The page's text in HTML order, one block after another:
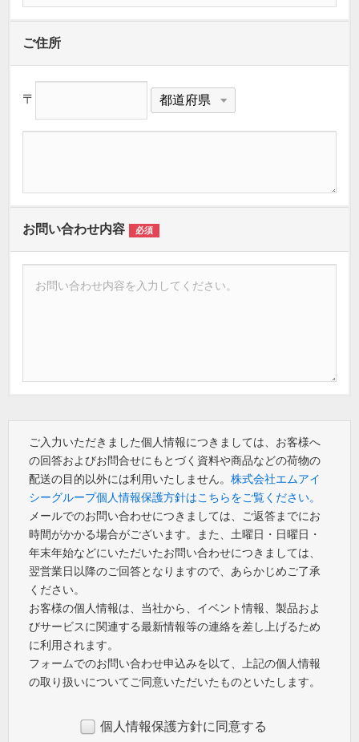
ご住所
〒
お問い合わせ内容 必須
ご入力いただきました個人情報につきましては、お客様へ
の回答およびお問合せにもとづく資料や商品などの荷物の
配送の目的以外には利用いたしません。 株式会社エムアイ
シーグループ個人情報保護方針はこちらをご覧ください。
メールでのお問い合わせにつきましては、ご返答までにお
時間がかかる場合がございます。また、土曜日・日曜日・
年末年始などにいただいたお問い合わせにつきましては、
翌営業日以降のご回答となりますので、あらかじめご了承
ください。
お客様の個人情報は、当社から、イベント情報、製品およ
びサービスに関連する最新情報等の連絡を差し上げるため
に利用されます。
フォームでのお問い合わせ申込みを以て、上記の個人情報
の取り扱いについてご同意いただいたものといたします。
個人情報保護方針に同意する